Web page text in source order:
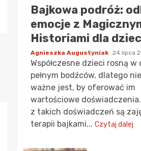
Bajkowa podróż:
emocje z
Historiami dla
Agnieszka Augustyniak 24 lipca
Współczesne dzieci rosną
pełnym bodźców, dlatego
ważne jest, by oferować im
wartościowe
z takich doświadczeń są
terapii bajkami... Czytaj dalej